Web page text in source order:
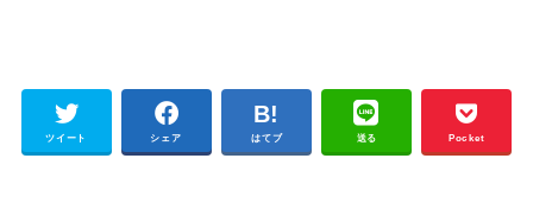
ツイート シェア はてブ 送る Pocket